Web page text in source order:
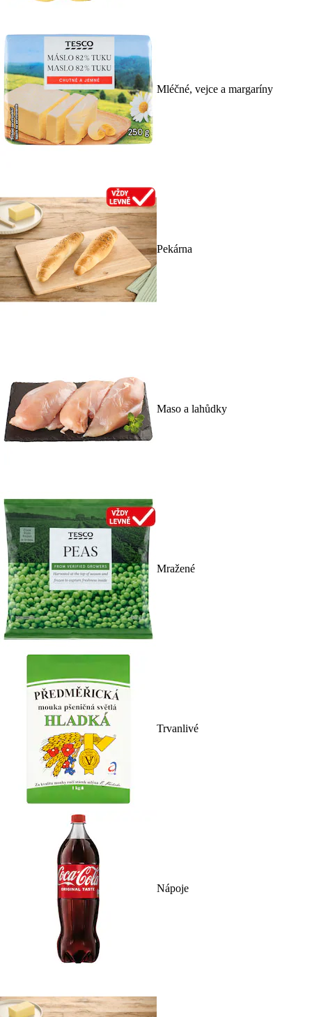
Mléčné, vejce a margaríny
Pekárna
Maso a lahůdky
Mražené
Trvanlivé
Nápoje